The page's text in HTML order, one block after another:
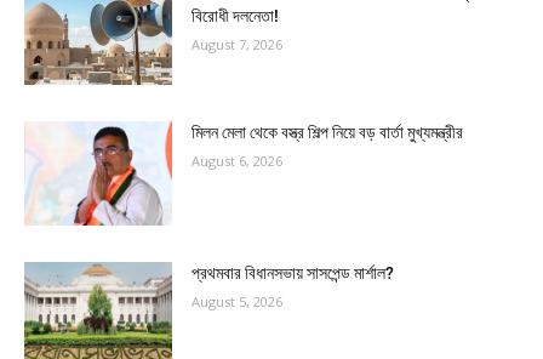
বিরোধী দলনেতা!
August 7, 2026
মিলন মেলা থেকে বস্ত্র শিল্প নিয়ে বড় বার্তা মুখ্যমন্ত্রীর
August 6, 2026
প্রথমবার বিধানসভায় সাসপেন্ড মার্শাল?
August 5, 2026